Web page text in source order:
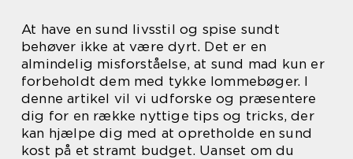
At have en sund livsstil og spise sundt
behøver ikke at være dyrt. Det er en
almindelig misforståelse, at sund mad kun er
forbeholdt dem med tykke lommebøger. I
denne artikel vil vi udforske og præsentere
dig for en række nyttige tips og tricks, der
kan hjælpe dig med at opretholde en sund
kost på et stramt budget. Uanset om du